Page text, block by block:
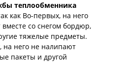
теплообменника
как Во-первых, на него
со снегом бордюр,
тяжелые предметы.
на него не налипают
пакеты и другой